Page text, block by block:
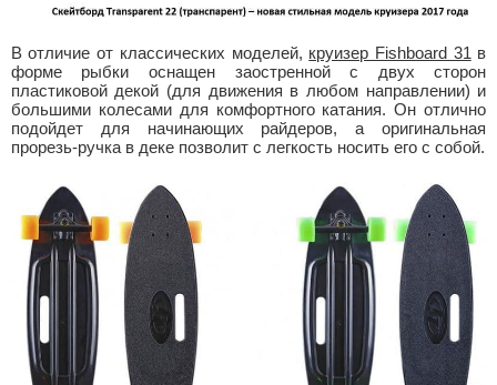
В отличие от классических моделей, круизер Fishboard 31 в
форме рыбки оснащен заостренной с двух сторон
пластиковой декой (для движения в любом направлении) и
большими колесами для комфортного катания. Он отлично
подойдет для начинающих райдеров, а оригинальная
прорезь-ручка в деке позволит с легкость носить его с собой.